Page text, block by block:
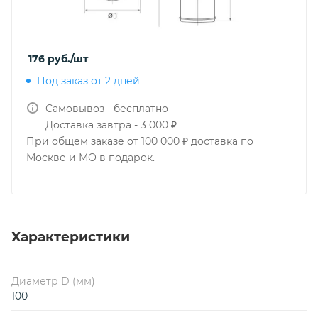
176 руб./шт
Под заказ от 2 дней
Самовывоз - бесплатно
Доставка завтра - 3 000 ₽
При общем заказе от 100 000 ₽ доставка по
Москве и МО в подарок.
Характеристики
Диаметр D (мм)
100